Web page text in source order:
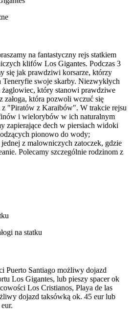
na fantastyczny rejs statkiem
klifów Los Gigantes. Podczas 3
się jak prawdziwi korsarze, którzy
swoje skarby. Niezwykłych
żaglowiec, który stanowi prawdziwe
załoga, która pozwoli wczuć się
"Piratów z Karaibów". W trakcie rejsu
i wielorybów w ich naturalnym
zapierające dech w piersiach widoki
pionowo do wody;
z malowniczych zatoczek, gdzie
Polecamy szczególnie rodzinom z
na statku
Puerto Santiago możliwy dojazd
Los Gigantes, lub pieszy spacer ok
Los Cristianos, Playa de las
dojazd taksówką ok. 45 eur lub